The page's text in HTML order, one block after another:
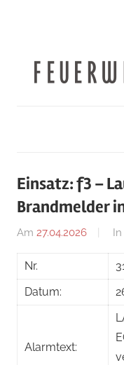
Einsatz: f3 –
Brandmelder
Am 27.04.2026 In
Nr.
Datum:
Alarmtext: